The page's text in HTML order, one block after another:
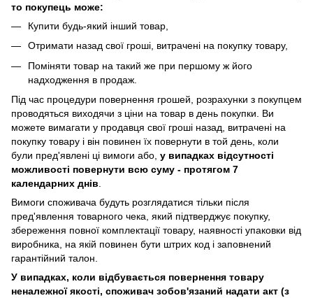
то покупець може:
Купити будь-який інший товар,
Отримати назад свої гроші, витрачені на покупку товару,
Поміняти товар на такий же при першому ж його
надходження в продаж.
Під час процедури повернення грошей, розрахунки з покупцем
проводяться виходячи з ціни на товар в день покупки. Ви
можете вимагати у продавця свої гроші назад, витрачені на
покупку товару і він повинен їх повернути в той день, коли
були пред'явлені ці вимоги або, у випадках відсутності
можливості повернути всю суму - протягом 7
календарних днів
Вимоги споживача будуть розглядатися тільки після
пред'явлення товарного чека, який підтверджує покупку,
збереження повної комплектації товару, наявності упаковки від
виробника, на якій повинен бути штрих код і заповнений
гарантійний талон.
У випадках, коли відбувається повернення товару
неналежної якості, споживач зобов'язаний надати акт (з